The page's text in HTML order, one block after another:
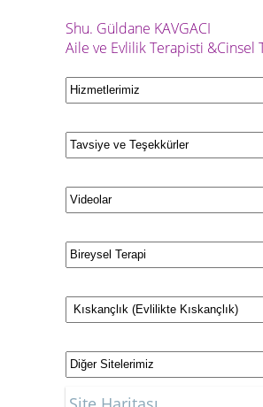
Shu. Güldane KAVGACI
Aile ve Evlilik Terapisti &Cinsel